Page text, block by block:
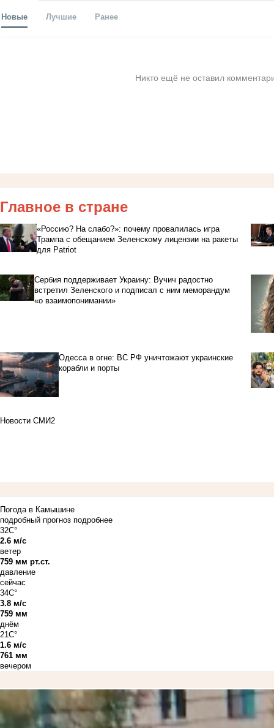
Новые Лучшие Ранее
Никто ещё не оставил
Главное в стране
«Россию? На слабо?»: почему провалилась игра
Трампа с обещанием Зеленскому лицензии на ракеты
для Patriot
Сербия поддерживает Украину: Вучич радостно
встретил Зеленского и подписал с ним меморандум
«о взаимопонимании»
Одесса в огне: ВС РФ уничтожают украинские
корабли и порты
Новости СМИ2
Погода в Камышине
подробный прогноз подробнее
32C°
2.6 м/с
ветер
759 мм рт.ст.
давление
сейчас
34C°
3.8 м/с
759 мм
днём
21C°
1.6 м/с
761 мм
вечером